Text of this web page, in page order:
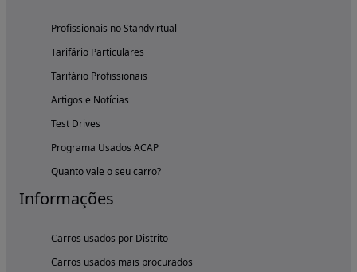
Profissionais no Standvirtual
Tarifário Particulares
Tarifário Profissionais
Artigos e Notícias
Test Drives
Programa Usados ACAP
Quanto vale o seu carro?
Informações
Carros usados por Distrito
Carros usados mais procurados